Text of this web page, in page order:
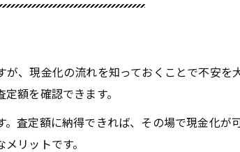
取の流れと事前準備ポイント
取利用時のトラブル対策と安心策
す買取活用法を知りたい方必読
かけずに買取依頼をするための手順
、現金化の流れを知っておくことで不安を
額を確認できます。
査定額に納得できれば、その場で現金化が
リットです。